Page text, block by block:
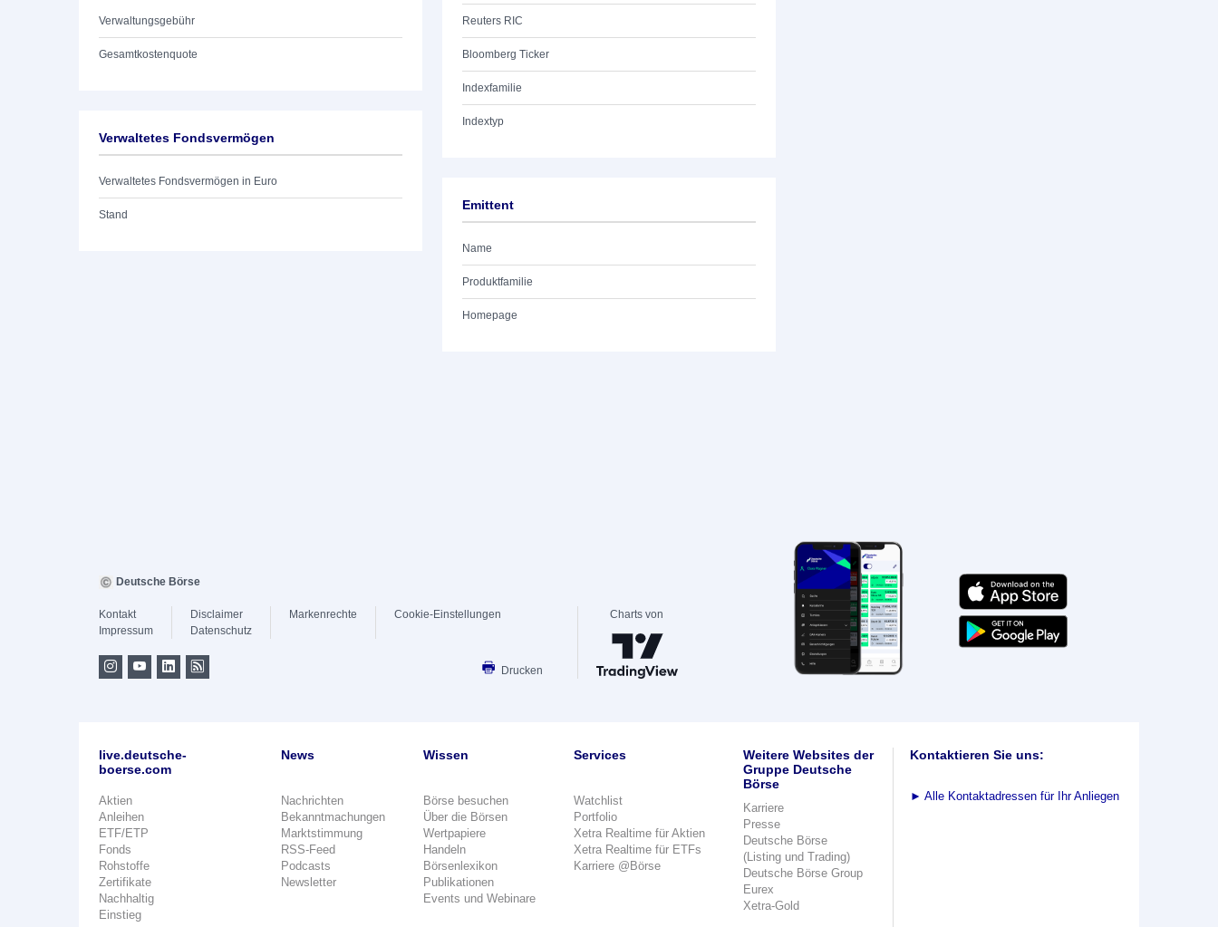
Verwaltungsgebühr
Gesamtkostenquote
Verwaltetes Fondsvermögen
Verwaltetes Fondsvermögen in Euro
Stand
Reuters RIC
Bloomberg Ticker
Indexfamilie
Indextyp
Emittent
Name
Produktfamilie
Homepage
Deutsche Börse
Kontakt
Impressum
Disclaimer
Datenschutz
Markenrechte Cookie-Einstellungen
Drucken
Charts von
live.deutsche-
boerse.com
Aktien
Anleihen
ETF/ETP
Fonds
Rohstoffe
Zertifikate
Nachhaltig
Einstieg
News
Nachrichten
Bekanntmachungen
Marktstimmung
RSS-Feed
Podcasts
Newsletter
Wissen
Börse besuchen
Über die Börsen
Wertpapiere
Handeln
Börsenlexikon
Publikationen
Events und Webinare
Services
Watchlist
Portfolio
Xetra Realtime für Aktien
Xetra Realtime für ETFs
Karriere @Börse
Weitere Websites der
Gruppe Deutsche
Börse
Karriere
Presse
Deutsche Börse
(Listing und Trading)
Deutsche Börse Group
Eurex
Xetra-Gold
Kontaktieren Sie uns:
► Alle Kontaktadressen für Ihr Anliegen